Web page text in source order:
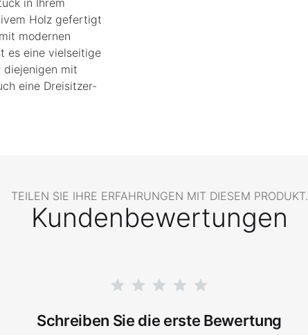
Holz gefertigt
modernen
es eine vielseitige
diejenigen mit
eine Dreisitzer-
TEILEN SIE IHRE ERFAHRUNGEN MIT DIESEM PRODUKT.
Kundenbewertungen
Schreiben Sie die erste Bewertung